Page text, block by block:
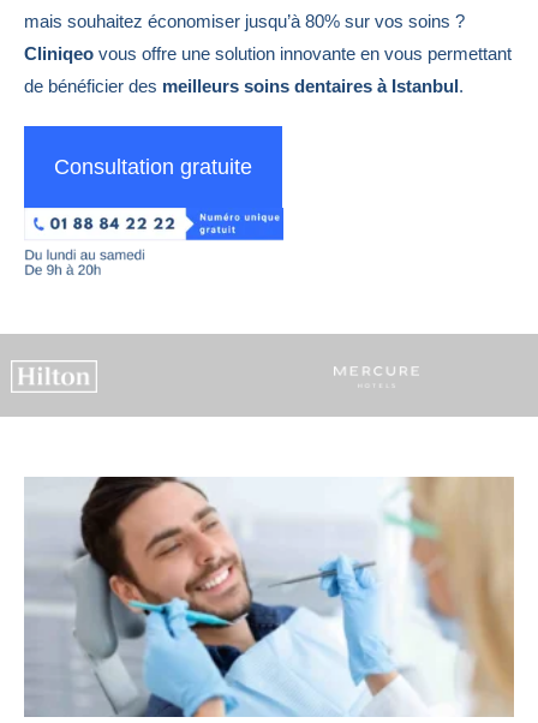
mais souhaitez économiser jusqu’à 80% sur vos soins ?
Cliniqeo vous offre une solution innovante en vous permettant
de bénéficier des meilleurs soins dentaires à Istanbul.
Consultation gratuite